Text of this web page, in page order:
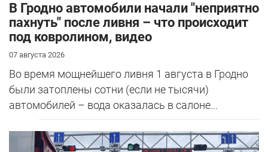
В Гродно автомобили начали "неприятно
пахнуть" после ливня – что происходит
под ковролином, видео
07 августа 2026
Во время мощнейшего ливня 1 августа в Гродно
были затоплены сотни (если не тысячи)
автомобилей – вода оказалась в салоне...